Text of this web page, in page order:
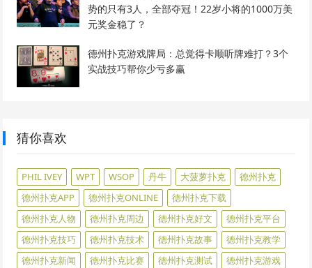
势的只有3人，全部夺冠！22岁小将的1000万美
元奖金稳了？
德州扑克游戏牌局：总觉得卡顺听牌难打？3个
实战技巧帮你少亏多赢
猜你喜欢
PHIL IVEY WPT WSOP 丹牛 大菠萝扑克
德州扑克
德州扑克APP
德州扑克ONLINE
德州扑克下载
德州扑克人物
德州扑克周边 德州扑克好文
德州扑克平台
德州扑克技巧
德州扑克技术 德州扑克故事
德州扑克教学
德州扑克新闻
德州扑克比赛 德州扑克测试
德州扑克游戏